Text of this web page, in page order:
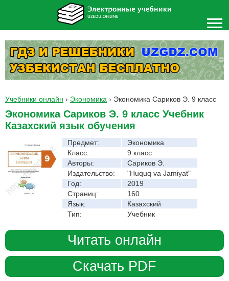
Учебники онлайн › Экономика › Экономика Сариков Э. 9 класс
Экономика Сариков Э. 9 класс Учебник
Казахский язык обучения
Предмет:
Экономика
Класс:
9 класс
Авторы:
Сариков Э.
Издательство:
"Huquq va Jamiyat"
Год:
2019
Страниц:
160
Язык:
Казахский
Тип:
Учебник
Читать онлайн
Скачать PDF